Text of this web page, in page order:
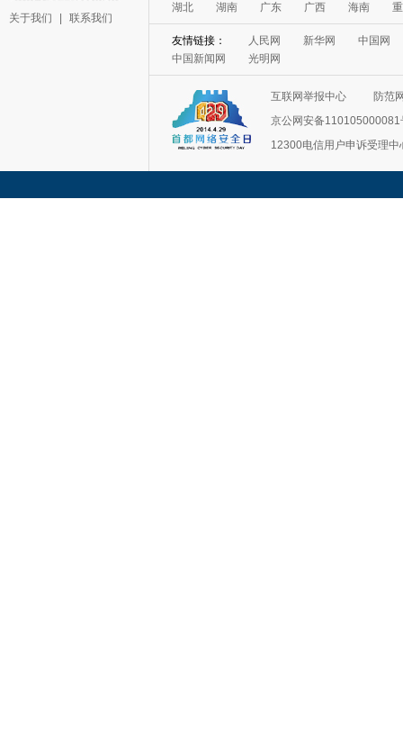
关于我们 联系我们
湖北
湖南 广东 广西 海南
友情链接： 人民网 新华网
中国网
中国新闻网
光明网
互联网举报中心
防范
京公网安备110105000081
12300电信用户申诉受理中